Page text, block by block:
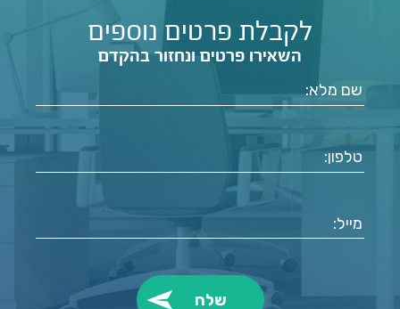
לקבלת פרטים נוספים
השאירו פרטים ונחזור בהקדם